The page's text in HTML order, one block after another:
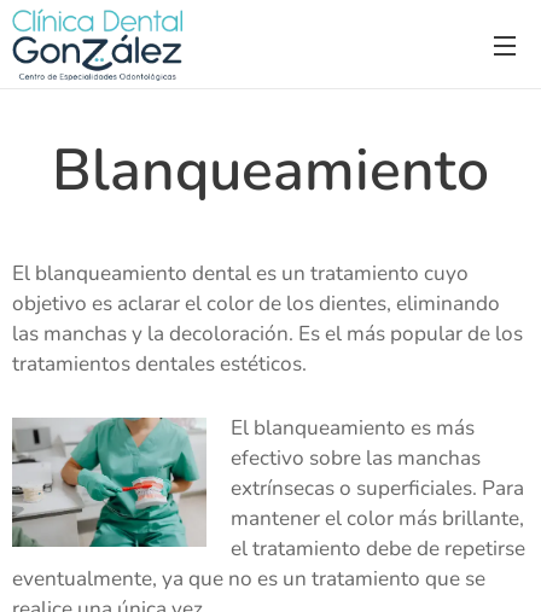
Blanqueamiento
El blanqueamiento dental es un tratamiento cuyo
objetivo es aclarar el color de los dientes, eliminando
las manchas y la decoloración. Es el más popular de los
tratamientos dentales estéticos.
El blanqueamiento es más
efectivo sobre las manchas
extrínsecas o superficiales. Para
mantener el color más brillante,
el tratamiento debe de repetirse
eventualmente, ya que no es un tratamiento que se